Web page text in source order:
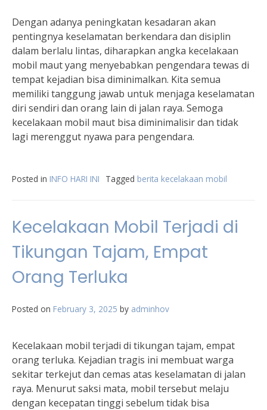
Dengan adanya peningkatan kesadaran akan
pentingnya keselamatan berkendara dan disiplin
dalam berlalu lintas, diharapkan angka kecelakaan
mobil maut yang menyebabkan pengendara tewas di
tempat kejadian bisa diminimalkan. Kita semua
memiliki tanggung jawab untuk menjaga keselamatan
diri sendiri dan orang lain di jalan raya. Semoga
kecelakaan mobil maut bisa diminimalisir dan tidak
lagi merenggut nyawa para pengendara.
Posted in INFO HARI INI Tagged berita kecelakaan mobil
Kecelakaan Mobil Terjadi di
Tikungan Tajam, Empat
Orang Terluka
Posted on February 3, 2025 by adminhov
Kecelakaan mobil terjadi di tikungan tajam, empat
orang terluka. Kejadian tragis ini membuat warga
sekitar terkejut dan cemas atas keselamatan di jalan
raya. Menurut saksi mata, mobil tersebut melaju
dengan kecepatan tinggi sebelum tidak bisa